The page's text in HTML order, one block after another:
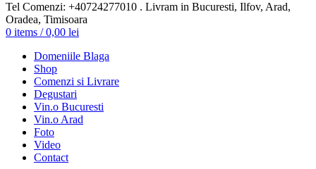
Tel Comenzi: +40724277010 . Livram in Bucuresti, Ilfov, Arad,
Oradea, Timisoara
0 items / 0,00 lei
Domeniile Blaga
Shop
Comenzi si Livrare
Degustari
Vin.o Bucuresti
Vin.o Arad
Foto
Video
Contact